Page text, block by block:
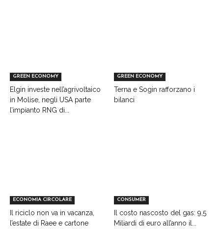
GREEN ECONOMY
Elgin investe nell’agrivoltaico
in Molise, negli USA parte
l’impianto RNG di...
GREEN ECONOMY
Terna e Sogin rafforzano i
bilanci
ECONOMIA CIRCOLARE
Il riciclo non va in vacanza,
l’estate di Raee e cartone
CONSUMER
Il costo nascosto del gas: 9,5
Miliardi di euro all’anno il...